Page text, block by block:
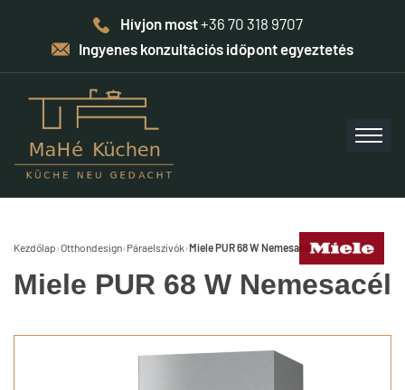
Hívjon most+36 70 318 9707
Ingyenes konzultációs időpont egyeztetés
Kezdőlap›Otthondesign› Páraelszívók›Miele PUR 68 W Nemesacél
Miele PUR 68 W Nemesacél